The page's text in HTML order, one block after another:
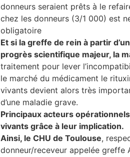
donneurs seraient prêts à le
chez les donneurs (3/1 000) est
obligatoire
Et si la greffe de rein à partir
progrès scientifique majeur, la
traitement pour lever
le marché du médicament le
vivants devient alors très
d’une maladie grave.
Principaux acteurs
vivants grâce à leur implication.
Ainsi, le CHU de Toulouse,
donneur/receveur appelée greffe